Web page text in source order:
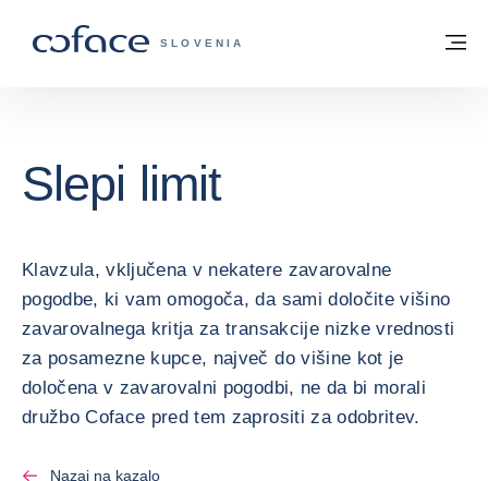
COFACE - ZAČETNA STRAN
SLOVENIA
Domov
Slepi limit
Klavzula, vključena v nekatere zavarovalne
pogodbe, ki vam omogoča, da sami določite višino
zavarovalnega kritja za transakcije nizke vrednosti
za posamezne kupce, največ do višine kot je
določena v zavarovalni pogodbi, ne da bi morali
družbo Coface pred tem zaprositi za odobritev.
Nazaj na kazalo